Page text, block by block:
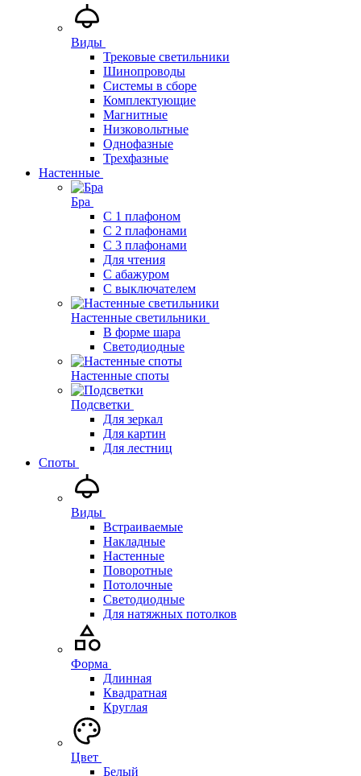
Виды
Трековые светильники
Шинопроводы
Системы в сборе
Комплектующие
Магнитные
Низковольтные
Однофазные
Трехфазные
Настенные
Бра
С 1 плафоном
С 2 плафонами
С 3 плафонами
Для чтения
С абажуром
С выключателем
Настенные светильники
В форме шара
Светодиодные
Настенные споты
Подсветки
Для зеркал
Для картин
Для лестниц
Споты
Виды
Встраиваемые
Накладные
Настенные
Поворотные
Потолочные
Светодиодные
Для натяжных потолков
Форма
Длинная
Квадратная
Круглая
Цвет
Белый